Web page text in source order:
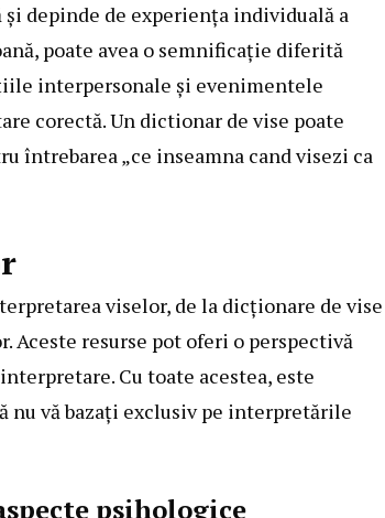
depinde de experiența individuală a
poate avea o semnificație diferită
interpersonale și evenimentele
corectă. Un dictionar de vise poate
întrebarea „ce inseamna cand visezi ca
viselor, de la dicționare de vise
resurse pot oferi o perspectivă
Cu toate acestea, este
vă bazați exclusiv pe interpretările
psihologice